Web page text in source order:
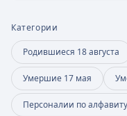
Категории
Родившиеся 18 августа
Умершие 17 мая
Персоналии по алфавиту